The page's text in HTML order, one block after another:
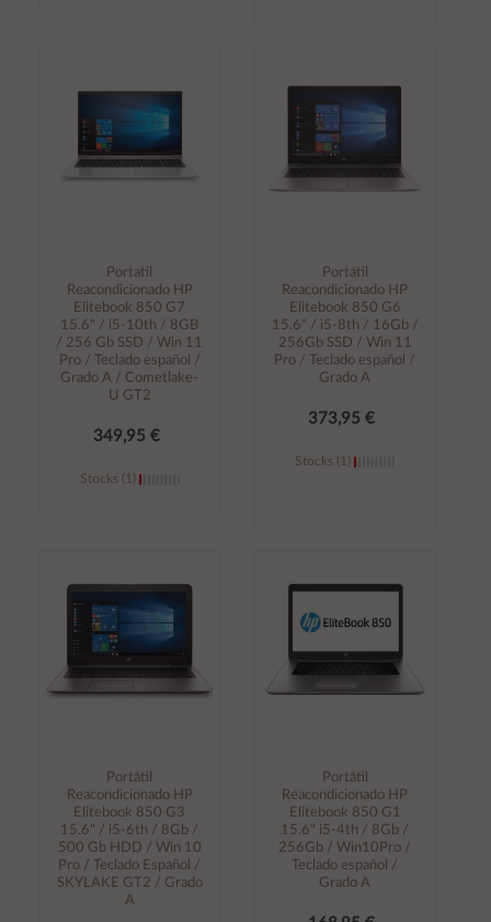
Portatil
Reacondicionado HP
Elitebook 850 G7
15.6" / i5-10th / 8GB
/ 256 Gb SSD / Win 11
Pro / Teclado español /
Grado A / Cometlake-
U GT2
349,95 €
Stocks (1)
carrito
Portátil
Reacondicionado HP
Elitebook 850 G6
15.6" / i5-8th / 16Gb /
256Gb SSD / Win 11
Pro / Teclado español /
Grado A
373,95 €
Stocks (1)
carrito
Portátil
Reacondicionado HP
Elitebook 850 G3
15.6" / i5-6th / 8Gb /
500 Gb HDD / Win 10
Pro / Teclado Español /
SKYLAKE GT2 / Grado
A
Portátil
Reacondicionado HP
Elitebook 850 G1
15.6" i5-4th / 8Gb /
256Gb / Win10Pro /
Teclado español /
Grado A